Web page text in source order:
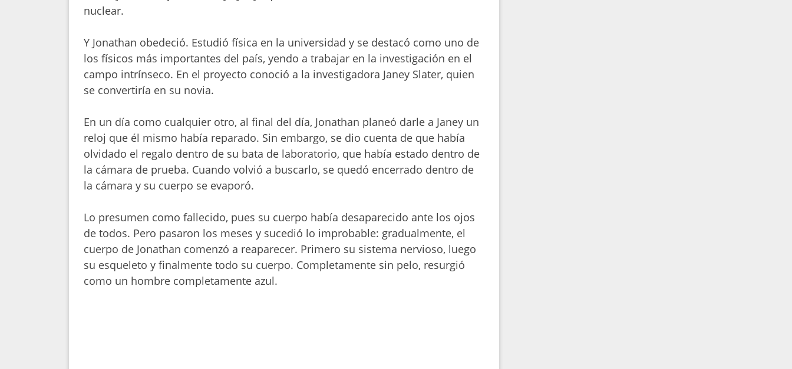
nuclear.
Y Jonathan obedeció. Estudió física en la universidad y se destacó como uno de
los físicos más importantes del país, yendo a trabajar en la investigación en el
campo intrínseco. En el proyecto conoció a la investigadora Janey Slater, quien
se convertiría en su novia.
En un día como cualquier otro, al final del día, Jonathan planeó darle a Janey un
reloj que él mismo había reparado. Sin embargo, se dio cuenta de que había
olvidado el regalo dentro de su bata de laboratorio, que había estado dentro de
la cámara de prueba. Cuando volvió a buscarlo, se quedó encerrado dentro de
la cámara y su cuerpo se evaporó.
Lo presumen como fallecido, pues su cuerpo había desaparecido ante los ojos
de todos. Pero pasaron los meses y sucedió lo improbable: gradualmente, el
cuerpo de Jonathan comenzó a reaparecer. Primero su sistema nervioso, luego
su esqueleto y finalmente todo su cuerpo. Completamente sin pelo, resurgió
como un hombre completamente azul.